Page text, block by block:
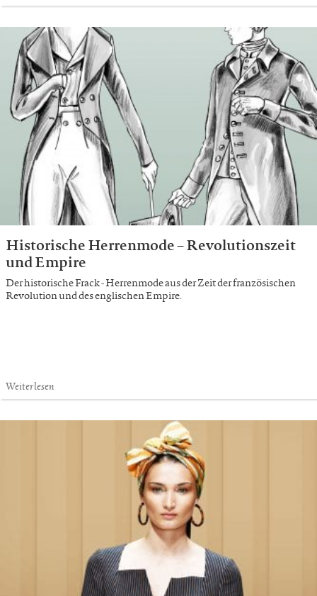
Historische Herrenmode – Revolutionszeit
und Empire
Der historische Frack - Herrenmode aus der Zeit der französischen
Revolution und des englischen Empire.
Weiterlesen